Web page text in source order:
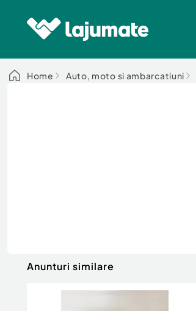
Home Auto, moto si ambarcatiuni
Anunturi similare